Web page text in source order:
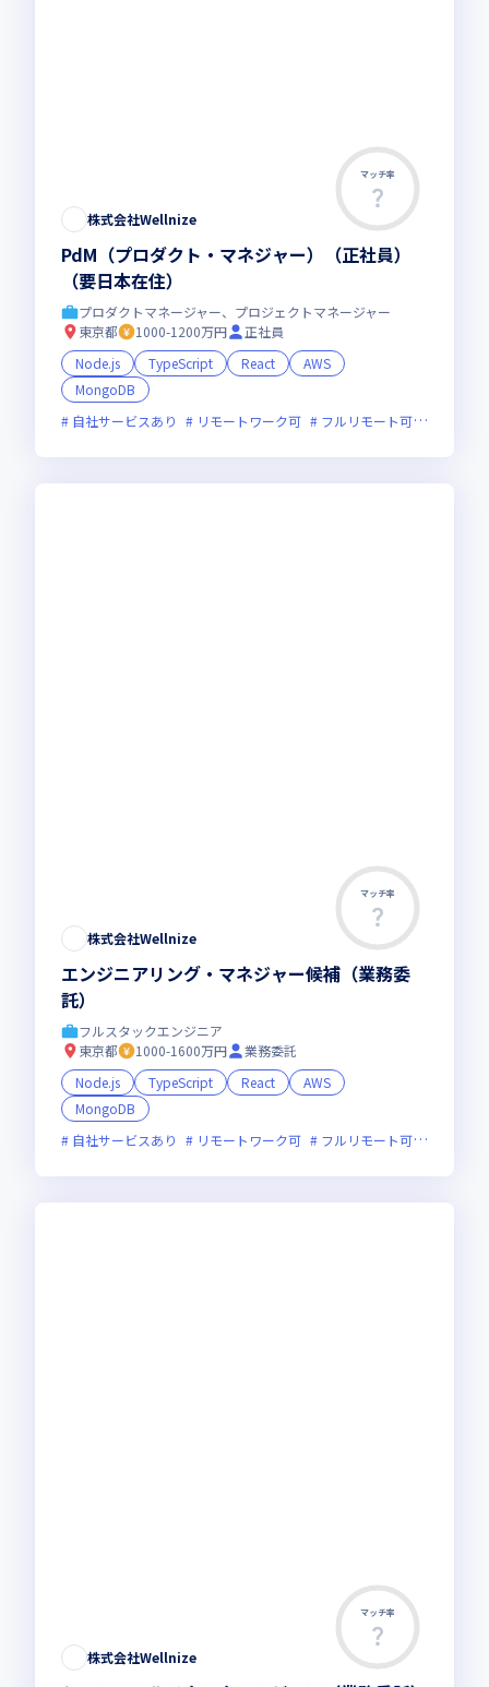
マッチ率
株式会社Wellnize
PdM（プロダクト・マネジャー）（正社員）
（要日本在住）
プロダクトマネージャー、プロジェクトマネージャー
東京都
1000-1200万円
正社員
Node.js
TypeScript React
AWS
MongoDB
自社サービスあり
リモートワーク可 フルリモート可
マッチ率
株式会社Wellnize
エンジニアリング・マネジャー候補（業務委
託）
フルスタックエンジニア
東京都
1000-1600万円
業務委託
Node.js
TypeScript React
AWS
MongoDB
自社サービスあり
リモートワーク可 フルリモート可
マッチ率
株式会社Wellnize